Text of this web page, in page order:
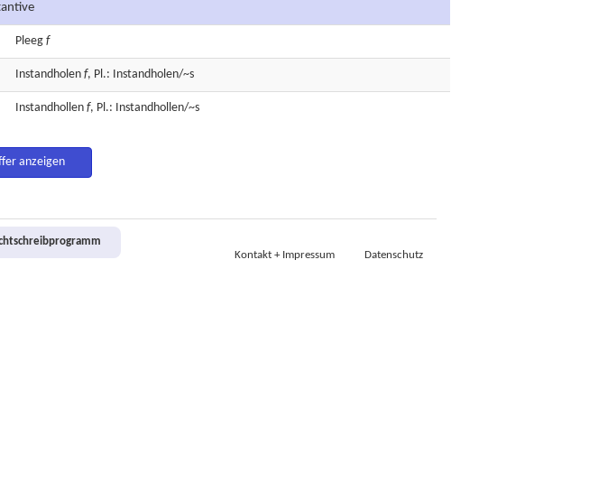
Pleeg f
Instandholen f, Pl.: Instandholen/~s
Instandhollen f, Pl.: Instandhollen/~s
anzeigen
Kontakt + Impressum
Datenschutz